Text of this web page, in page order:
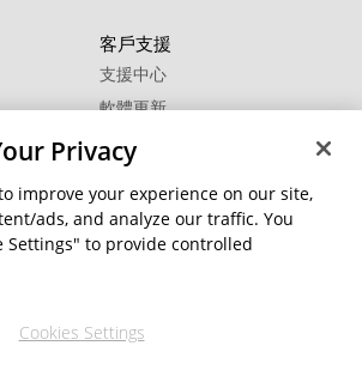
客戶支援
支援中心
軟體更新
教學中心
CCP國際專業認證
變更地區
Privacy
improve your experience on our site,
ads, and analyze our traffic. You
Settings" to provide controlled
Cookies Settings